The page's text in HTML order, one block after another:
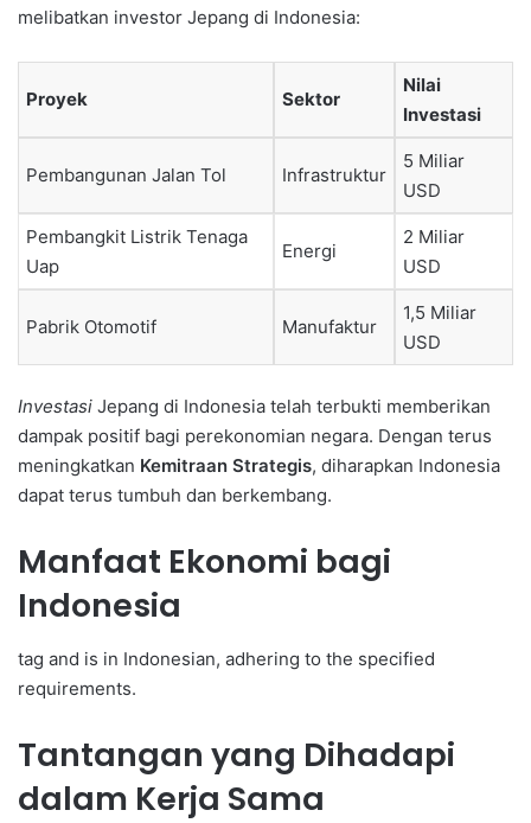
melibatkan investor Jepang di Indonesia:
Proyek Sektor
Nilai
Investasi
Pembangunan Jalan Tol Infrastruktur
5 Miliar
USD
Pembangkit Listrik Tenaga
Uap
Energi
2 Miliar
USD
Pabrik Otomotif Manufaktur
1,5 Miliar
USD
Investasi Jepang di Indonesia telah terbukti memberikan
dampak positif bagi perekonomian negara. Dengan terus
meningkatkan Kemitraan Strategis, diharapkan Indonesia
dapat terus tumbuh dan berkembang.
Manfaat Ekonomi bagi
Indonesia
tag and is in Indonesian, adhering to the specified
requirements.
Tantangan yang Dihadapi
dalam Kerja Sama